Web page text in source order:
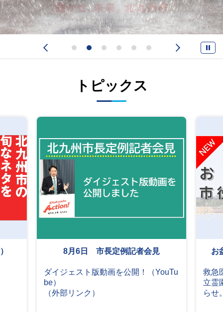
トピックス
8月6日 市長定例記者会見
ダイジェスト版動画を公開！（YouTu
be）
（外部リンク）
お
救急
立霊
らせ